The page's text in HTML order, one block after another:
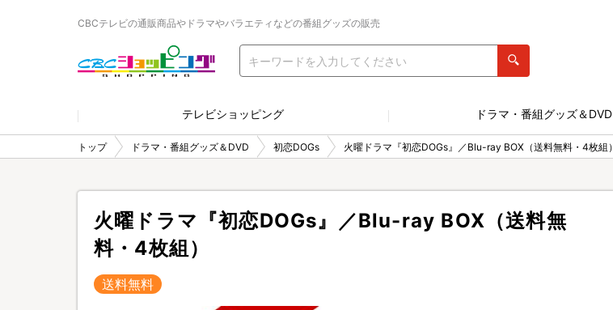
CBCテレビの通販商品やドラマやバラエティなどの番組グッズの販売
テレビショッピング ドラマ・番組グッズ＆DVD
トップ ドラマ・番組グッズ＆DVD 初恋DOGs 火曜ドラマ『初恋DOGs』／Blu-ray BOX（送料無料・4枚組）
火曜ドラマ『初恋DOGs』／Blu-ray BOX（送料無
料・4枚組）
送料無料